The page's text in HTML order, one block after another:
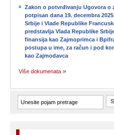
Zakon o potvrđivanju Ugovora
potpisan dana 19. decembra
Srbije i Vlade Republike
predstavlja Vlada Republike
finansija kao Zajmoprimca i
postupa u ime, za račun i pod
kao Zajmodavca
Više dokumenata